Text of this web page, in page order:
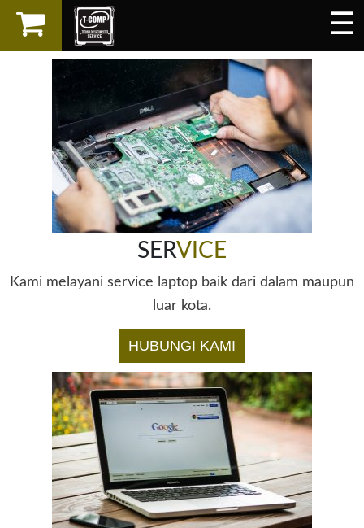
☰
×
LAPTOP
SPAREPART
AKSESORIS
SERVICES
SERVICE
Kami melayani service laptop baik dari dalam maupun
luar kota.
HUBUNGI KAMI